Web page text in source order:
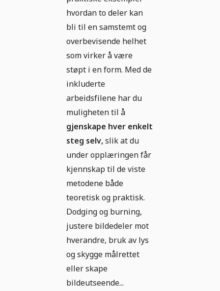
hvordan to deler kan
bli til en samstemt og
overbevisende helhet
som virker å være
støpt i en form. Med de
inkluderte
arbeidsfilene har du
muligheten til å
gjenskape hver enkelt
steg selv,slik at du
under opplæringen får
kjennskap til de viste
metodene både
teoretisk og praktisk.
Dodging og burning,
justere bildedeler mot
hverandre, bruk av lys
og skygge målrettet
eller skape
bildeutseende...